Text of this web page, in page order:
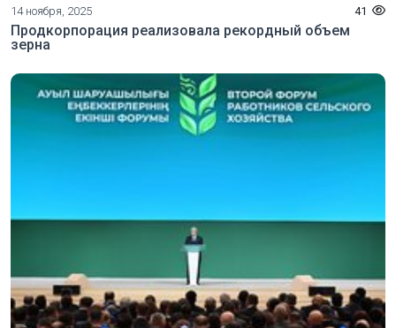
14 ноября, 2025 41
Продкорпорация реализовала рекордный объем
зерна